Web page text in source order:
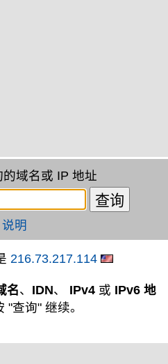
域名或 IP 地址
说明
216.73.217.114
名、 IDN、 IPv4或 IPv6 地
"查询" 继续。